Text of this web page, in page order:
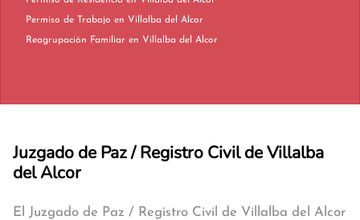
Permiso de Trabajo en Villalba del Alcor
Reagrupación Familiar en Villalba del Alcor
Juzgado de Paz / Registro Civil de Villalba
del Alcor
El Juzgado de Paz / Registro Civil de Villalba del Alcor